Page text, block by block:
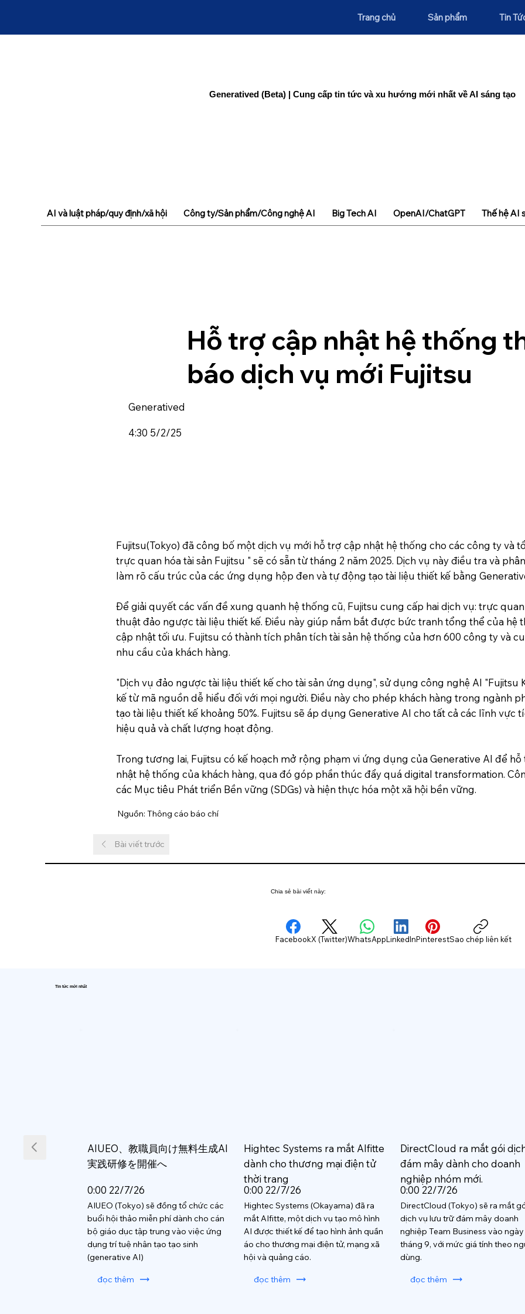
Trang chủ Sản phẩm Tin
Generatived (Beta) | Cung cấp tin tức và xu hướng mới nhất về AI sáng tạo
Hỗ trợ cập nhật hệ thống
báo dịch vụ mới Fujitsu
Generatived
4:30 5/2/25
Fujitsu(Tokyo) đã công bố một dịch vụ mới hỗ trợ cập nhật hệ thống cho các công ty và
trực quan hóa tài sản Fujitsu " sẽ có sẵn từ tháng 2 năm 2025. Dịch vụ này điều tra và
làm rõ cấu trúc của các ứng dụng hộp đen và tự động tạo tài liệu thiết kế bằng
Để giải quyết các vấn đề xung quanh hệ thống cũ, Fujitsu cung cấp hai dịch vụ: trực
thuật đảo ngược tài liệu thiết kế. Điều này giúp nắm bắt được bức tranh tổng thể của hệ
cập nhật tối ưu. Fujitsu có thành tích phân tích tài sản hệ thống của hơn 600 công ty và
nhu cầu của khách hàng.
"Dịch vụ đảo ngược tài liệu thiết kế cho tài sản ứng dụng", sử dụng công nghệ AI "Fujitsu
kế từ mã nguồn dễ hiểu đối với mọi người. Điều này cho phép khách hàng trong ngành
tạo tài liệu thiết kế khoảng 50%. Fujitsu sẽ áp dụng Generative AI cho tất cả các lĩnh vực
hiệu quả và chất lượng hoạt động.
Trong tương lai, Fujitsu có kế hoạch mở rộng phạm vi ứng dụng của Generative AI để
nhật hệ thống của khách hàng, qua đó góp phần thúc đẩy quá digital transformation.
các Mục tiêu Phát triển Bền vững (SDGs) và hiện thực hóa một xã hội bền vững.
Nguồn: Thông cáo báo chí
Bài viết trước
Chia sẻ bài viết này:
FacebookX (Twitter)WhatsAppLinkedInPinterestSao chép liên kết
Tin tức mới nhất
AIUEO、教職員向け無料生成AI
実践研修を開催へ
0:00 22/7/26
AIUEO (Tokyo) sẽ đồng tổ chức các
buổi hội thảo miễn phí dành cho cán
bộ giáo dục tập trung vào việc ứng
dụng trí tuệ nhân tạo tạo sinh
(generative AI)
đọc thêm
Hightec Systems ra mắt AIfitte
dành cho thương mại điện tử
thời trang
0:00 22/7/26
Hightec Systems (Okayama) đã ra
mắt AIfitte, một dịch vụ tạo mô hình
AI được thiết kế để tạo hình ảnh quần
áo cho thương mại điện tử, mạng xã
hội và quảng cáo.
đọc thêm
DirectCloud ra mắt gói
đám mây dành cho doanh
nghiệp nhóm mới.
0:00 22/7/26
DirectCloud (Tokyo) sẽ ra mắt
dịch vụ lưu trữ đám mây doanh
nghiệp Team Business vào ngày
tháng 9, với mức giá tính theo
dùng.
đọc thêm
AI và luật pháp/quy định/xã hội Công ty/Sản phẩm/Công nghệ AI Big Tech AI OpenAI/ChatGPT Thế hệ AI